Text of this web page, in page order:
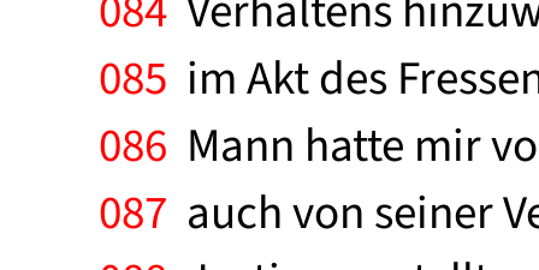
085 im Akt des
086 Mann hatte mir
087 auch von seiner